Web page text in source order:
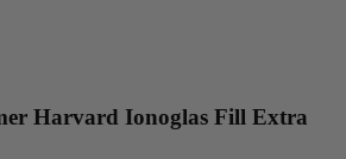
Harvard Ionoglas Fill Extra